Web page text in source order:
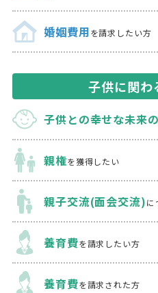
婚姻費用を請求したい方
子供に関わ
子供との幸せな未来
親権を獲得したい
親子交流(面会交流)に
養育費を請求したい方
養育費を請求された方